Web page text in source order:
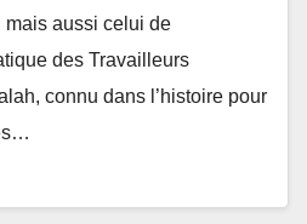
mais aussi celui de
des Travailleurs
connu dans l’histoire pour